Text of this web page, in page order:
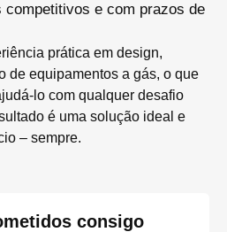
competitivos e com prazos de
prática em design,
de equipamentos a gás, o que
lo com qualquer desafio
é uma solução ideal e
– sempre.
consigo